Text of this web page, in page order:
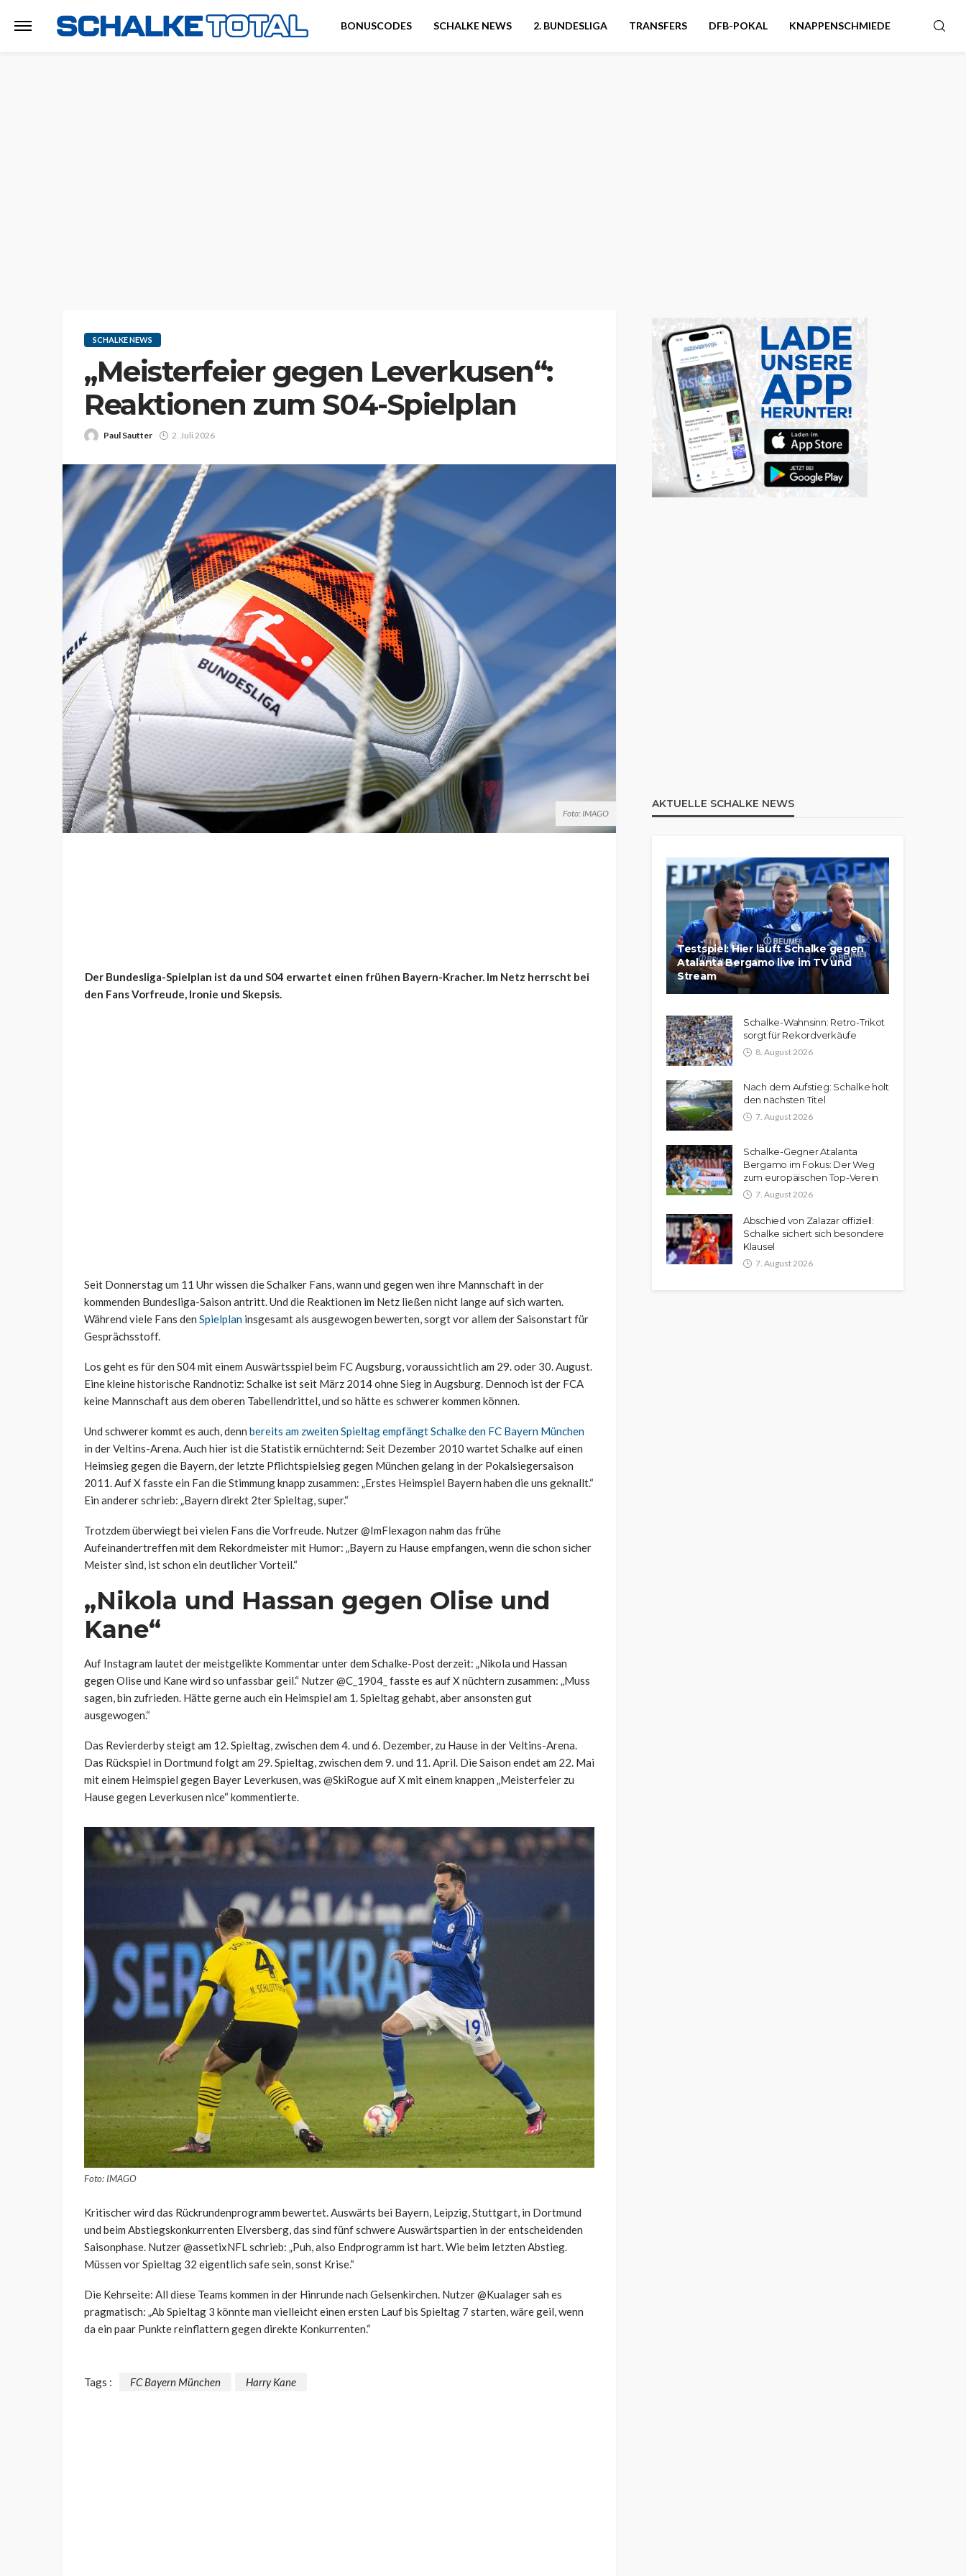
BONUSCODES SCHALKE NEWS 2. BUNDESLIGA TRANSFERS DFB-POKAL KNAPPENSCHMIEDE
SCHALKE NEWS
„Meisterfeier gegen Leverkusen“:
Reaktionen zum S04-Spielplan
Paul Sautter 2. Juli 2026
Foto: IMAGO
Der Bundesliga-Spielplan ist da und S04 erwartet einen frühen Bayern-Kracher. Im Netz herrscht bei
den Fans Vorfreude, Ironie und Skepsis.
Seit Donnerstag um 11 Uhr wissen die Schalker Fans, wann und gegen wen ihre Mannschaft in der
kommenden Bundesliga-Saison antritt. Und die Reaktionen im Netz ließen nicht lange auf sich warten.
Während viele Fans den Spielplan insgesamt als ausgewogen bewerten, sorgt vor allem der Saisonstart für
Gesprächsstoff.
Los geht es für den S04 mit einem Auswärtsspiel beim FC Augsburg, voraussichtlich am 29. oder 30. August.
Eine kleine historische Randnotiz: Schalke ist seit März 2014 ohne Sieg in Augsburg. Dennoch ist der FCA
keine Mannschaft aus dem oberen Tabellendrittel, und so hätte es schwerer kommen können.
Und schwerer kommt es auch, denn bereits am zweiten Spieltag empfängt Schalke den FC Bayern München
in der Veltins-Arena. Auch hier ist die Statistik ernüchternd: Seit Dezember 2010 wartet Schalke auf einen
Heimsieg gegen die Bayern, der letzte Pflichtspielsieg gegen München gelang in der Pokalsiegersaison
2011. Auf X fasste ein Fan die Stimmung knapp zusammen: „Erstes Heimspiel Bayern haben die uns geknallt.“
Ein anderer schrieb: „Bayern direkt 2ter Spieltag, super.“
Trotzdem überwiegt bei vielen Fans die Vorfreude. Nutzer @ImFlexagon nahm das frühe
Aufeinandertreffen mit dem Rekordmeister mit Humor: „Bayern zu Hause empfangen, wenn die schon sicher
Meister sind, ist schon ein deutlicher Vorteil.“
„Nikola und Hassan gegen Olise und
Kane“
Auf Instagram lautet der meistgelikte Kommentar unter dem Schalke-Post derzeit: „Nikola und Hassan
gegen Olise und Kane wird so unfassbar geil.“ Nutzer @C_1904_ fasste es auf X nüchtern zusammen: „Muss
sagen, bin zufrieden. Hätte gerne auch ein Heimspiel am 1. Spieltag gehabt, aber ansonsten gut
ausgewogen.“
Das Revierderby steigt am 12. Spieltag, zwischen dem 4. und 6. Dezember, zu Hause in der Veltins-Arena.
Das Rückspiel in Dortmund folgt am 29. Spieltag, zwischen dem 9. und 11. April. Die Saison endet am 22. Mai
mit einem Heimspiel gegen Bayer Leverkusen, was @SkiRogue auf X mit einem knappen „Meisterfeier zu
Hause gegen Leverkusen nice“ kommentierte.
Foto: IMAGO
Kritischer wird das Rückrundenprogramm bewertet. Auswärts bei Bayern, Leipzig, Stuttgart, in Dortmund
und beim Abstiegskonkurrenten Elversberg, das sind fünf schwere Auswärtspartien in der entscheidenden
Saisonphase. Nutzer @assetixNFL schrieb: „Puh, also Endprogramm ist hart. Wie beim letzten Abstieg.
Müssen vor Spieltag 32 eigentlich safe sein, sonst Krise.“
Die Kehrseite: All diese Teams kommen in der Hinrunde nach Gelsenkirchen. Nutzer @Kualager sah es
pragmatisch: „Ab Spieltag 3 könnte man vielleicht einen ersten Lauf bis Spieltag 7 starten, wäre geil, wenn
da ein paar Punkte reinflattern gegen direkte Konkurrenten.“
Tags : FC Bayern München Harry Kane
AKTUELLE SCHALKE NEWS
Testspiel: Hier läuft Schalke gegen
Atalanta Bergamo live im TV und
Stream
Schalke-Wahnsinn: Retro-Trikot
sorgt für Rekordverkäufe
8. August 2026
Nach dem Aufstieg: Schalke holt
den nächsten Titel
7. August 2026
Schalke-Gegner Atalanta
Bergamo im Fokus: Der Weg
zum europäischen Top-Verein
7. August 2026
Abschied von Zalazar offiziell:
Schalke sichert sich besondere
Klausel
7. August 2026